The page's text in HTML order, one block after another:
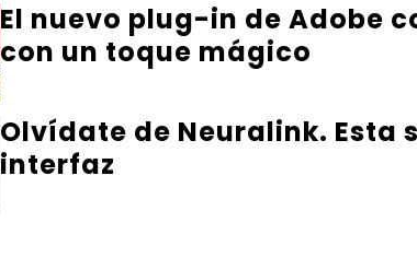
El nuevo plug-in de Adobe
con un toque mágico
Olvídate de Neuralink. Esta
interfaz